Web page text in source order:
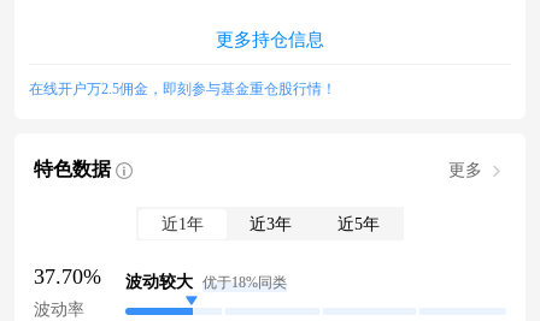
更多持仓信息
在线开户万2.5佣金，即刻参与基金重仓股行情！
特色数据 更多
近1年 近3年 近5年
37.70%
波动率
波动较大 优于18%同类